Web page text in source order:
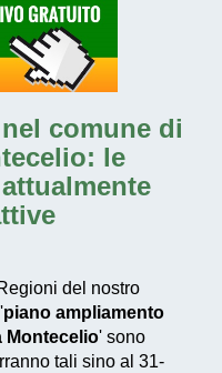
comune di
: le
del nostro
piano ampliamento
Montecelio' sono
tali sino al 31-